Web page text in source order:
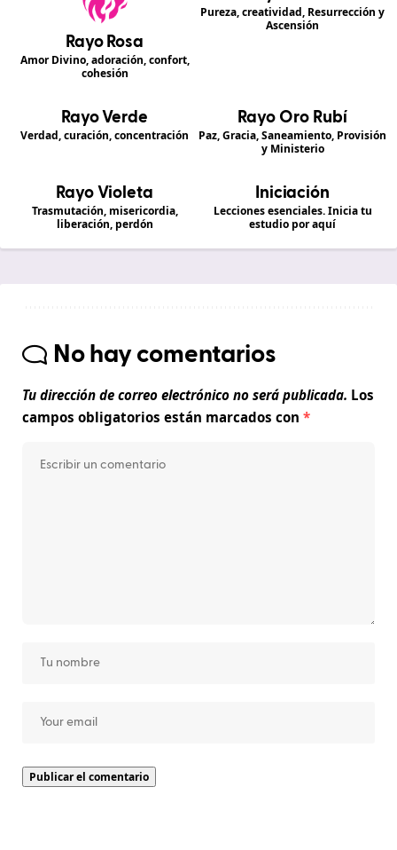
Rayo Rosa
Amor Divino, adoración, confort,
cohesión
Pureza, creatividad, Resurrección y
Ascensión
Rayo Verde
Verdad, curación, concentración
Rayo Oro Rubí
Paz, Gracia, Saneamiento, Provisión
y Ministerio
Rayo Violeta
Trasmutación, misericordia,
liberación, perdón
Iniciación
Lecciones esenciales. Inicia tu
estudio por aquí
No hay comentarios
Tu dirección de correo electrónico no será publicada. Los
campos obligatorios están marcados con *